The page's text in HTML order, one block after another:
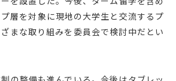
層を対象に現地の大学生と交流するプ
まな取り組みを委員会で検討中だとい